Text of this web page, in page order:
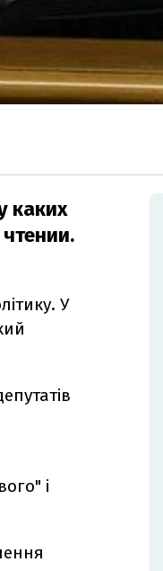
каких
У
і